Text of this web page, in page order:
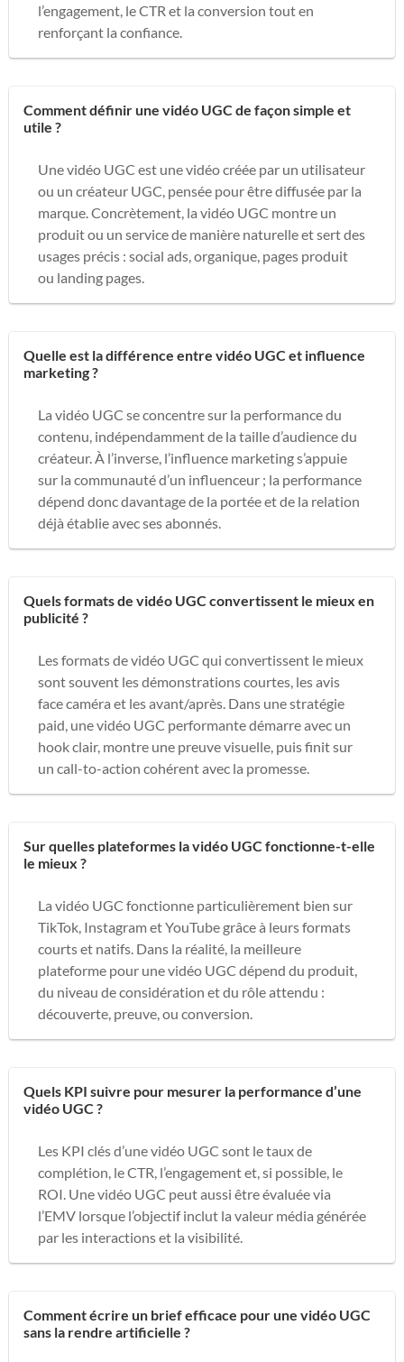
l’engagement, le CTR et la conversion tout en
renforçant la confiance.
Comment définir une vidéo UGC de façon simple et
utile ?
Une vidéo UGC est une vidéo créée par un utilisateur
ou un créateur UGC, pensée pour être diffusée par la
marque. Concrètement, la vidéo UGC montre un
produit ou un service de manière naturelle et sert des
usages précis : social ads, organique, pages produit
ou landing pages.
Quelle est la différence entre vidéo UGC et influence
marketing ?
La vidéo UGC se concentre sur la performance du
contenu, indépendamment de la taille d’audience du
créateur. À l’inverse, l’influence marketing s’appuie
sur la communauté d’un influenceur ; la performance
dépend donc davantage de la portée et de la relation
déjà établie avec ses abonnés.
Quels formats de vidéo UGC convertissent le mieux en
publicité ?
Les formats de vidéo UGC qui convertissent le mieux
sont souvent les démonstrations courtes, les avis
face caméra et les avant/après. Dans une stratégie
paid, une vidéo UGC performante démarre avec un
hook clair, montre une preuve visuelle, puis finit sur
un call-to-action cohérent avec la promesse.
Sur quelles plateformes la vidéo UGC fonctionne-t-elle
le mieux ?
La vidéo UGC fonctionne particulièrement bien sur
TikTok, Instagram et YouTube grâce à leurs formats
courts et natifs. Dans la réalité, la meilleure
plateforme pour une vidéo UGC dépend du produit,
du niveau de considération et du rôle attendu :
découverte, preuve, ou conversion.
Quels KPI suivre pour mesurer la performance d’une
vidéo UGC ?
Les KPI clés d’une vidéo UGC sont le taux de
complétion, le CTR, l’engagement et, si possible, le
ROI. Une vidéo UGC peut aussi être évaluée via
l’EMV lorsque l’objectif inclut la valeur média générée
par les interactions et la visibilité.
Comment écrire un brief efficace pour une vidéo UGC
sans la rendre artificielle ?